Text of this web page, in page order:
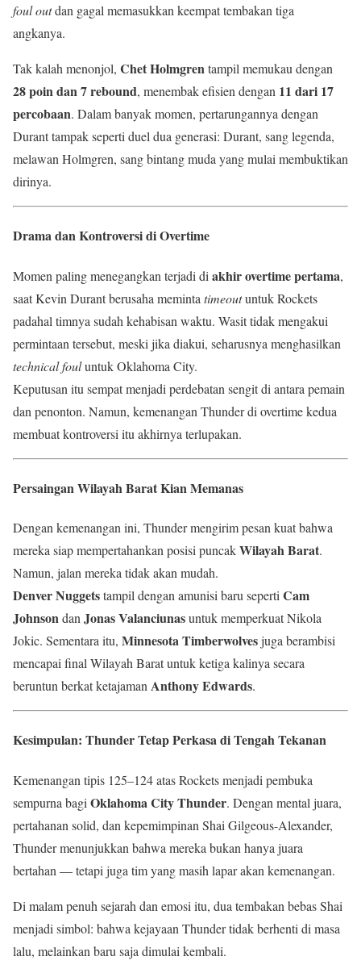
foul outdan gagal memasukkan keempat tembakan tiga
angkanya.
Tak kalah menonjol, Chet Holmgrentampil memukau dengan
28 poin dan 7 rebound, menembak efisien dengan 11 dari 17
percobaan. Dalam banyak momen, pertarungannya dengan
Durant tampak seperti duel dua generasi: Durant, sang legenda,
melawan Holmgren, sang bintang muda yang mulai membuktikan
dirinya.
Drama dan Kontroversi di Overtime
Momen paling menegangkan terjadi di akhir overtime pertama,
saat Kevin Durant berusaha meminta timeoutuntuk Rockets
padahal timnya sudah kehabisan waktu. Wasit tidak mengakui
permintaan tersebut, meski jika diakui, seharusnya menghasilkan
technical fouluntuk Oklahoma City.
Keputusan itu sempat menjadi perdebatan sengit di antara pemain
dan penonton. Namun, kemenangan Thunder di overtime kedua
membuat kontroversi itu akhirnya terlupakan.
Persaingan Wilayah Barat Kian Memanas
Dengan kemenangan ini, Thunder mengirim pesan kuat bahwa
mereka siap mempertahankan posisi puncakWilayah Barat.
Namun, jalan mereka tidak akan mudah.
Denver Nuggetstampil dengan amunisi baru seperti Cam
Johnsondan Jonas Valanciunasuntuk memperkuat Nikola
Jokic. Sementara itu, Minnesota Timberwolvesjuga berambisi
mencapai final Wilayah Barat untuk ketiga kalinya secara
beruntun berkat ketajaman Anthony Edwards.
Kesimpulan: Thunder Tetap Perkasa di Tengah Tekanan
Kemenangan tipis 125–124 atas Rockets menjadi pembuka
sempurna bagi Oklahoma City Thunder. Dengan mental juara,
pertahanan solid, dan kepemimpinan Shai Gilgeous-Alexander,
Thunder menunjukkan bahwa mereka bukan hanya juara
bertahan — tetapi juga tim yang masih lapar akan kemenangan.
Di malam penuh sejarah dan emosi itu, dua tembakan bebas Shai
menjadi simbol: bahwa kejayaan Thunder tidak berhenti di masa
lalu, melainkan baru saja dimulai kembali.